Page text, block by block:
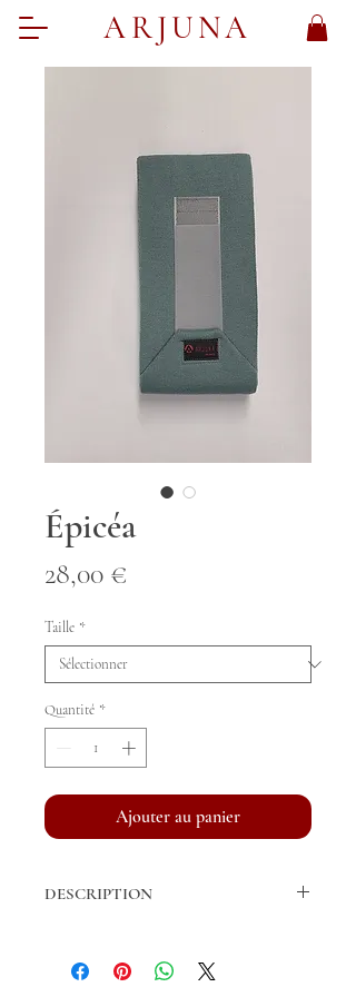
ARJUNA
Épicéa
28,00 €
Taille *
Quantité *
Ajouter au panier
DESCRIPTION
Fil acrylique de fabrication française
Longueur Cheval: 3m, 4m (standard), 5m